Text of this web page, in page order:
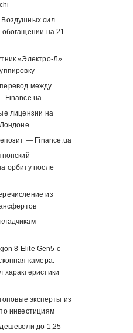
Воздушных сил
обогащении на 21
«Электро-Л»
между
Finance.ua
лицензии на
— Finance.ua
орбиту после
из
—
8 Elite Gen5 с
камера.
характеристики
эксперты из
инвестициям
до 1,25